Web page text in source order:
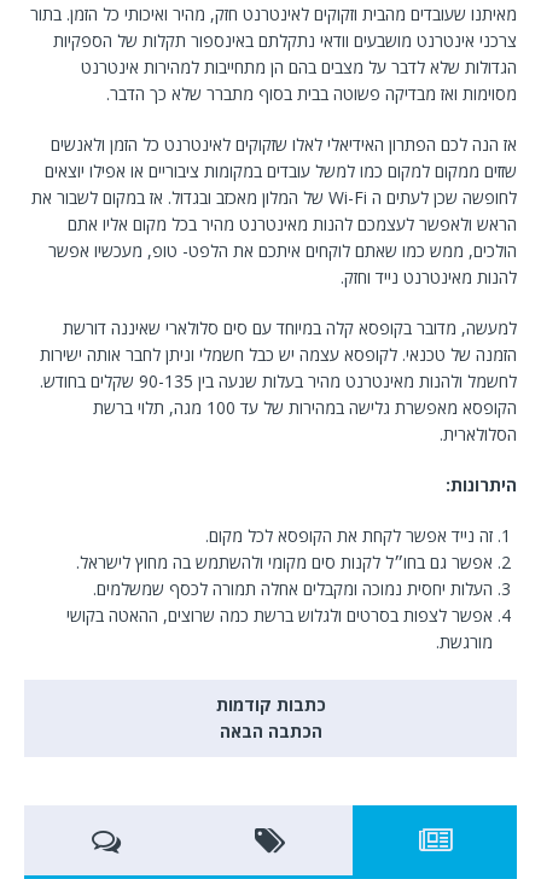
מאיתנו שעובדים מהבית וזקוקים לאינטרנט חזק, מהיר ואיכותי כל הזמן. בתור
צרכני אינטרנט מושבעים וודאי נתקלתם באינספור תקלות של הספקיות
הגדולות שלא לדבר על מצבים בהם הן מתחייבות למהירות אינטרנט
מסוימות ואז מבדיקה פשוטה בבית בסוף מתברר שלא כך הדבר.
אז הנה לכם הפתרון האידיאלי לאלו שזקוקים לאינטרנט כל הזמן ולאנשים
שזזים ממקום למקום כמו למשל עובדים במקומות ציבוריים או אפילו יוצאים
לחופשה שכן לעתים ה Wi-Fi של המלון מאכזב ובגדול. אז במקום לשבור את
הראש ולאפשר לעצמכם להנות מאינטרנט מהיר בכל מקום אליו אתם
הולכים, ממש כמו שאתם לוקחים איתכם את הלפט- טופ, מעכשיו אפשר
להנות מאינטרנט נייד וחזק.
למעשה, מדובר בקופסא קלה במיוחד עם סים סלולארי שאיננה דורשת
הזמנה של טכנאי. לקופסא עצמה יש כבל חשמלי וניתן לחבר אותה ישירות
לחשמל ולהנות מאינטרנט מהיר בעלות שנעה בין 90-135 שקלים בחודש.
הקופסא מאפשרת גלישה במהירות של עד 100 מגה, תלוי ברשת
הסלולארית.
היתרונות:
זה נייד אפשר לקחת את הקופסא לכל מקום.
אפשר גם בחו״ל לקנות סים מקומי ולהשתמש בה מחוץ לישראל.
העלות יחסית נמוכה ומקבלים אחלה תמורה לכסף שמשלמים.
אפשר לצפות בסרטים ולגלוש ברשת כמה שרוצים, ההאטה בקושי
מורגשת.
כתבות קודמות
הכתבה הבאה